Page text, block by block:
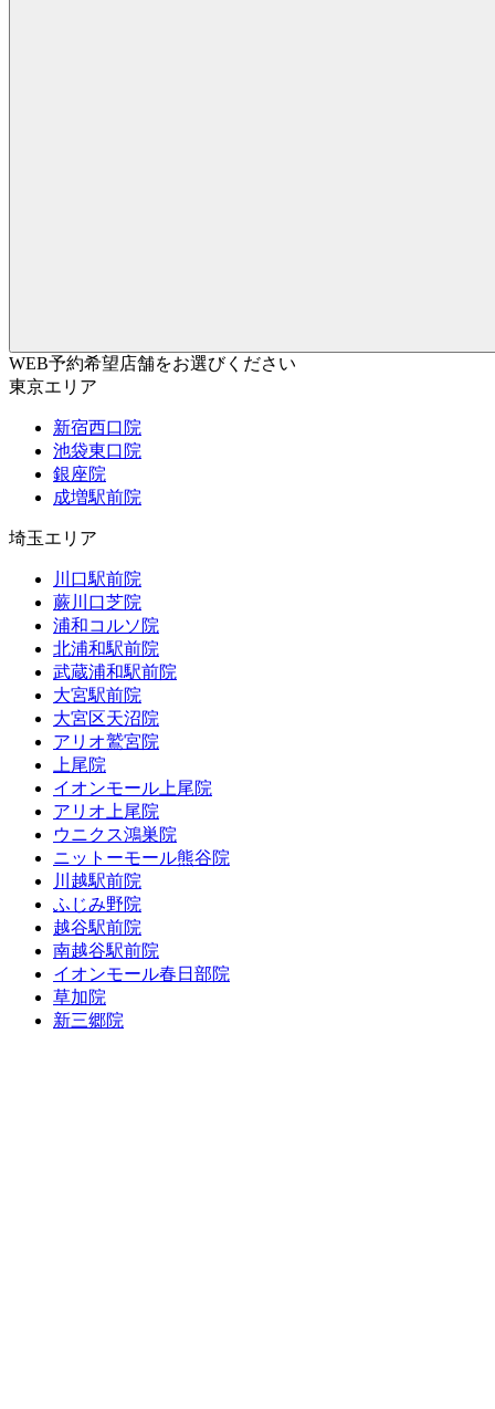
WEB予約希望店舗をお選びください
東京エリア
新宿西口院
池袋東口院
銀座院
成増駅前院
埼玉エリア
川口駅前院
蕨川口芝院
浦和コルソ院
北浦和駅前院
武蔵浦和駅前院
大宮駅前院
大宮区天沼院
アリオ鷲宮院
上尾院
イオンモール上尾院
アリオ上尾院
ウニクス鴻巣院
ニットーモール熊谷院
川越駅前院
ふじみ野院
越谷駅前院
南越谷駅前院
イオンモール春日部院
草加院
新三郷院